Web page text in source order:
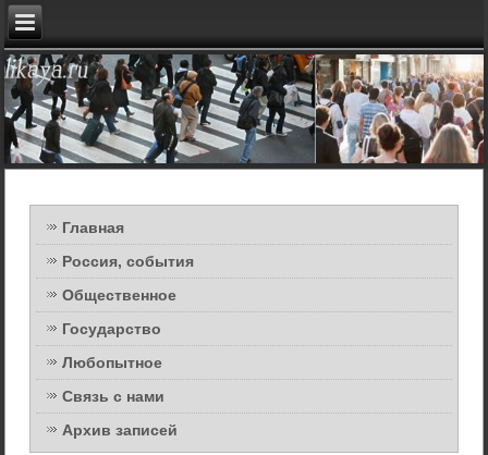
Главная
Россия, события
Общественное
Государство
Любопытное
Связь с нами
Архив записей